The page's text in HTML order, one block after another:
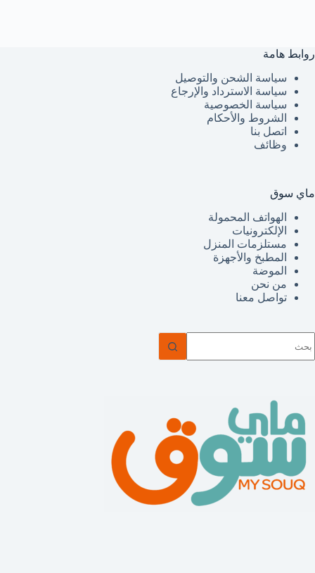
روابط هامة
سياسة الشحن والتوصيل
سياسة الاسترداد والإرجاع
سياسة الخصوصية
الشروط والأحكام
اتصل بنا
وظائف
ماي سوق
الهواتف المحمولة
الإلكترونيات
مستلزمات المنزل
المطبخ والأجهزة
الموضة
من نحن
تواصل معنا
توجد